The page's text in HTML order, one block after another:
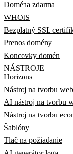
Doména zdarma
WHOIS
Bezplatný SSL
Prenos domény
Koncovky domén
NÁSTROJE
Horizons
Nástroj na tvorbu
AI nástroj na tvorbu
Nástroj na tvorbu
Šablóny
Tlač na požiadanie